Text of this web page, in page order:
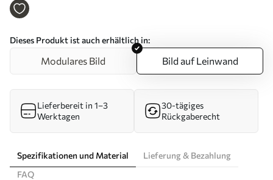
schneebedeckten Gipfeln Art. s46481
Dieses Produkt ist auch erhältlich in:
Modulares Bild Bild auf Leinwand
Lieferbereit in 1–3
Werktagen
30-tägiges
Rückgaberecht
Spezifikationen und Material
Lieferung & Bezahlung
FAQ